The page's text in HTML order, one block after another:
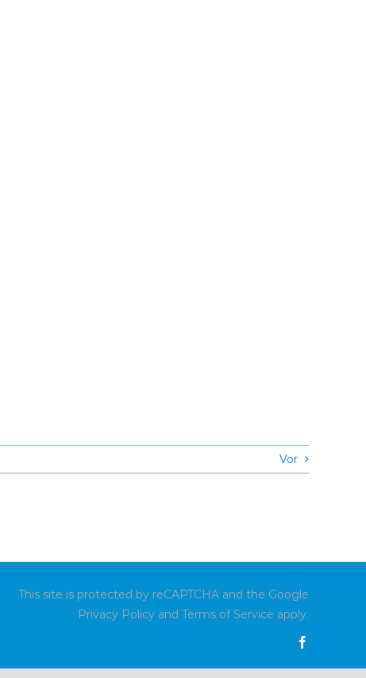
Vor
This site is protected by reCAPTCHA and the Google
Privacy Policy and Terms of Service apply.